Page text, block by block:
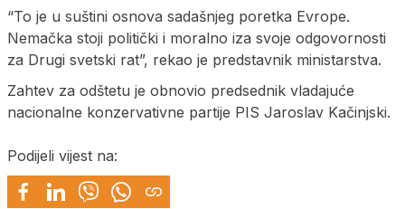
“To je u suštini osnova sadašnjeg poretka Evrope.
Nemačka stoji politički i moralno iza svoje odgovornosti
za Drugi svetski rat”, rekao je predstavnik ministarstva.
Zahtev za odštetu je obnovio predsednik vladajuće
nacionalne konzervativne partije PIS Jaroslav Kačinjski.
Podijeli vijest na: